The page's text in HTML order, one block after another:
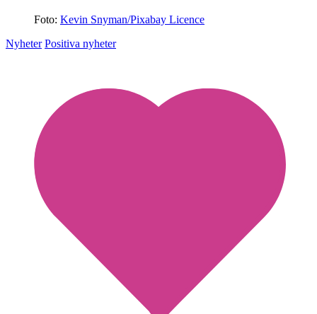
Foto: Kevin Snyman/Pixabay Licence
Nyheter Positiva nyheter